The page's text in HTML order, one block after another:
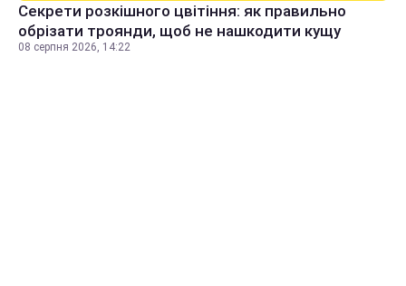
Секрети розкішного цвітіння: як правильно
обрізати троянди, щоб не нашкодити кущу
08 серпня 2026, 14:22